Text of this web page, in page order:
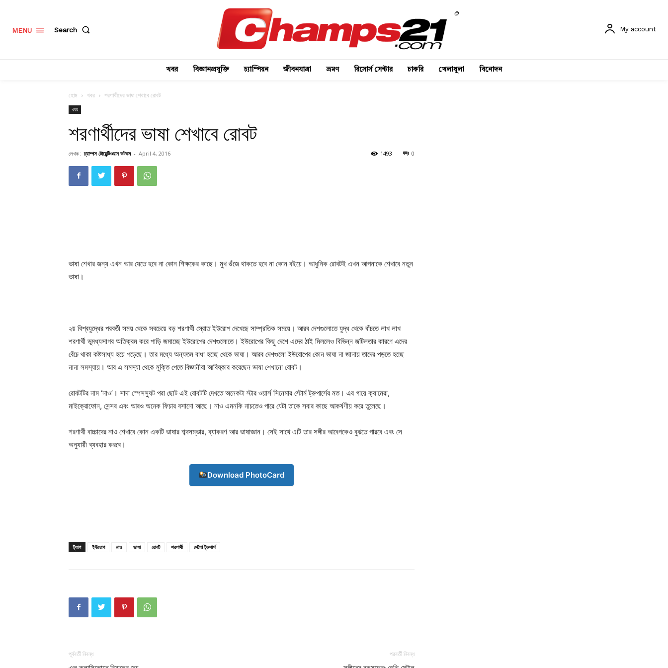
MENU Search
©
My account
খবর বিজ্ঞানপ্রযুক্তি চ্যাম্পিয়ন জীবনযাত্রা ভ্রমণ রিসোর্স সেন্টার চাকরি খেলাধুলা বিনোদন
হোম খবর শরণার্থীদের ভাষা শেখাবে রোবট
খবর
শরণার্থীদের ভাষা শেখাবে রোবট
লেখক : চ্যাম্পস টোয়েন্টিওয়ান ডটকম - April 4, 2016 0
1493
ভাষা শেখার জন্য এখন আর যেতে হবে না কোন শিক্ষকের কাছে। মুখ গুঁজে থাকতে হবে না কোন বইয়ে। আধুনিক রোবটই এখন আপনাকে শেখাবে নতুন
ভাষা।
২য় বিশ্বযুদ্ধের পরবর্তী সময় থেকে সবচেয়ে বড় শরণার্থী স্রোত ইউরোপ দেখেছে সাম্প্রতিক সময়ে। আরব দেশগুলোতে যুদ্ধ থেকে বাঁচতে লাখ লাখ
শরণার্থী ভূমধ্যসাগর অতিক্রম করে পাড়ি জমাচ্ছে ইউরোপের দেশগুলোতে। ইউরোপের কিছু দেশে এদের ঠাই মিললেও বিভিন্ন জটিলতার কারণে এদের
বেঁচে থাকা কষ্টসাধ্য হয়ে পড়েছে। তার মধ্যে অন্যতম বাধা হচ্ছে থেকে ভাষা। আরব দেশগুলো ইউরোপের কোন ভাষা না জানায় তাদের পড়তে হচ্ছে
নানা সমস্যায়। আর এ সমস্যা থেকে মুক্তি পেতে বিজ্ঞানীরা আবিষ্কার করেছেন ভাষা শেখানো রোবট।
রোবটটির নাম ‘নাও’। সাদা স্পেসস্যুট পরা ছোট এই রোবটটি দেখতে অনেকটা স্টার ওয়ার্স সিনেমার স্টোর্ম ট্রুপার্সের মত। এর গায়ে ক্যামেরা,
মাইক্রোফোন, সেন্সর এবং আরও অনেক ফিচার বসানো আছে। নাও এমনকি নাচতেও পারে যেটা তাকে সবার কাছে আকর্ষণীয় করে তুলেছে।
শরণার্থী বাচ্চাদের নাও শেখাবে কোন একটি ভাষার শব্দসম্ভার, ব্যাকরণ আর ভাষাজ্ঞান। সেই সাথে এটি তার সঙ্গীর আবেগকেও বুঝতে পারবে এবং সে
অনুযায়ী ব্যবহার করবে।
Download PhotoCard
ট্যাগ ইউরোপ নাও ভাষা রোবট শরণার্থী স্টোর্ম ট্রুপার্স
পূর্ববর্তী নিবন্ধ পরবর্তী নিবন্ধ